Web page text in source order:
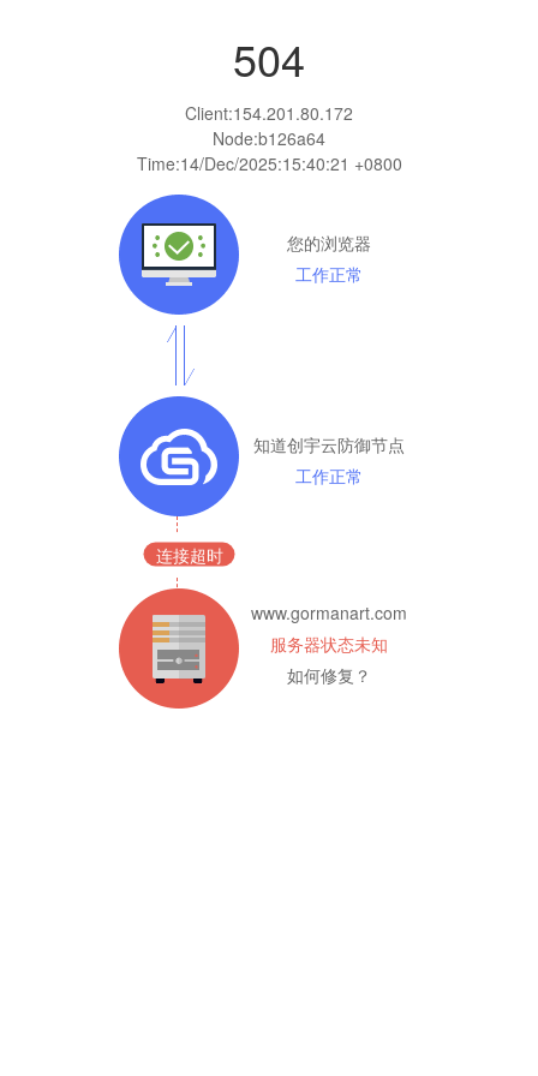
504
Client:154.201.80.172
Node:b126a64
Time:14/Dec/2025:15:40:21 +0800
您的浏览器
工作正常
知道创宇云防御节点
工作正常
连接超时
www.gormanart.com
服务器状态未知
如何修复？